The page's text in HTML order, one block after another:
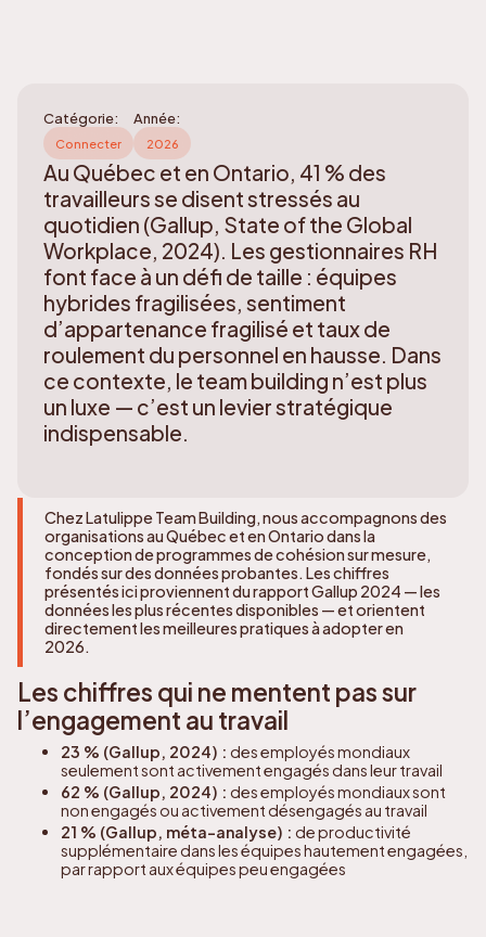
Catégorie:
Connecter
Année:
2026
Au Québec et en Ontario, 41 % des
travailleurs se disent stressés au
quotidien (Gallup, State of the Global
Workplace, 2024). Les gestionnaires RH
font face à un défi de taille : équipes
hybrides fragilisées, sentiment
d’appartenance fragilisé et taux de
roulement du personnel en hausse. Dans
ce contexte, le team building n’est plus
un luxe — c’est un levier stratégique
indispensable.
Chez Latulippe Team Building, nous accompagnons des
organisations au Québec et en Ontario dans la
conception de programmes de cohésion sur mesure,
fondés sur des données probantes. Les chiffres
présentés ici proviennent du rapport Gallup 2024 — les
données les plus récentes disponibles — et orientent
directement les meilleures pratiques à adopter en
2026.
Les chiffres qui ne mentent pas sur
l’engagement au travail
23 % (Gallup, 2024) : des employés mondiaux
seulement sont activement engagés dans leur travail
62 % (Gallup, 2024) : des employés mondiaux sont
non engagés ou activement désengagés au travail
21 % (Gallup, méta-analyse) : de productivité
supplémentaire dans les équipes hautement engagées,
par rapport aux équipes peu engagées